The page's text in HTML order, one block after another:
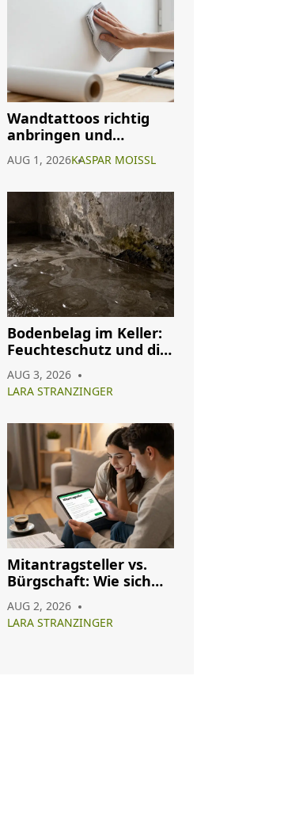
Wandtattoos richtig
anbringen und
Anleitung
AUG 1, 2026KASPAR MOISSL
Bodenbelag im Keller:
Feuchteschutz und die
besten Materialien für
2026
AUG 3, 2026
LARA STRANZINGER
Mitantragsteller vs.
Bürgschaft: Wie sich
die Konditionen Ihres
Immobilienkredits
ändern
AUG 2, 2026
LARA STRANZINGER